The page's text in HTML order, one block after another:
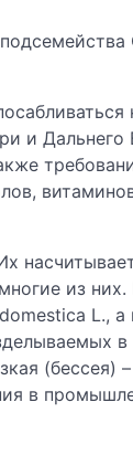
и
из
L.,
(бессея)
в